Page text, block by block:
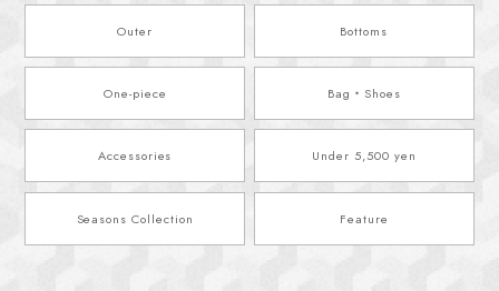
Outer Bottoms
One-piece Bag・Shoes
Accessories Under 5,500 yen
Seasons Collection Feature